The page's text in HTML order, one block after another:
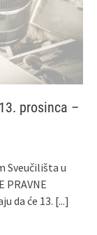
prosinca –
Sveučilišta u
PRAVNE
da će 13. [...]